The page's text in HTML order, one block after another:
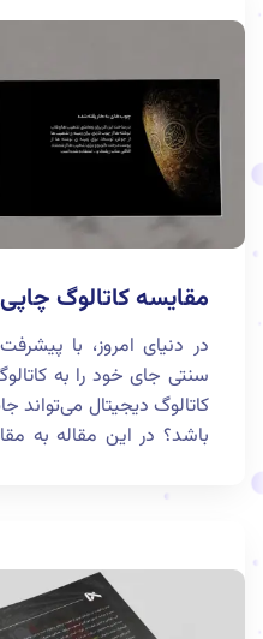
مقایسه کاتالوگ
در دنیای امروز، با
سنتی جای خود را به
کاتالوگ دیجیتال می‌تواند
باشد؟ در این مقاله به
این مطلب برای طراحان